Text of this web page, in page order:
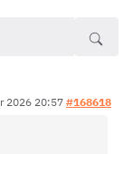
2026 20:57#168618